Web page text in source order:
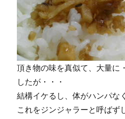
頂き物の味を真似て、大量に
したが・・・
結構イケるし、体がハンパな
これをジンジャラーと呼ばず